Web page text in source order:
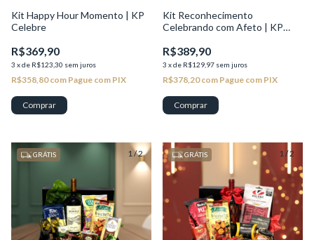
Kit Happy Hour Momento | KP
Celebre
R$369,90
3 xde R$123,30 sem juros
R$358,80com Pague com PIX
Kit Reconhecimento
Celebrando com Afeto | KP
R$389,90
3 xde R$129,97 sem juros
R$378,20com Pague com PIX
1/2
GRÁTIS 1/2
GRÁTIS